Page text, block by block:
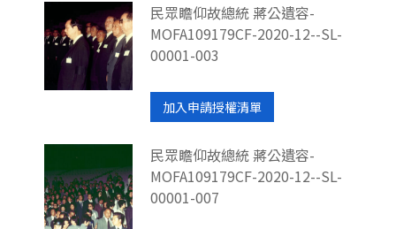
民眾瞻仰故總統 蔣公遺容-
MOFA109179CF-2020-12--SL-
00001-003
加入申請授權清單
民眾瞻仰故總統 蔣公遺容-
MOFA109179CF-2020-12--SL-
00001-007